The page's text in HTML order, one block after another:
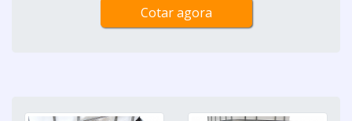
Cotar agora